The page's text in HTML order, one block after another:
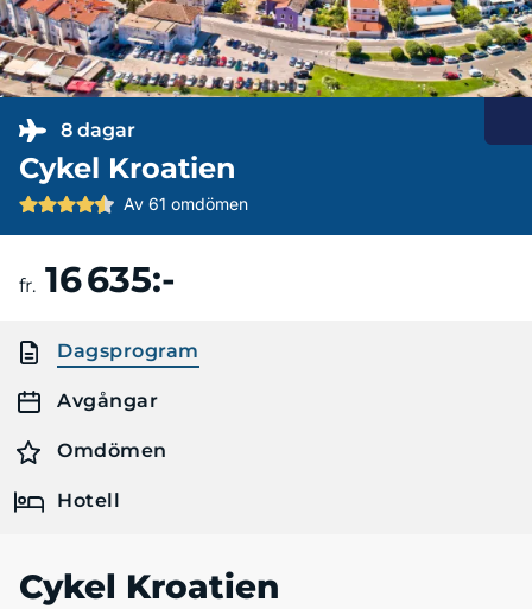
8 dagar
Cykel Kroatien
Av 61 omdömen
fr. 16 635:-
Dagsprogram
Avgångar
Omdömen
Hotell
Cykel Kroatien